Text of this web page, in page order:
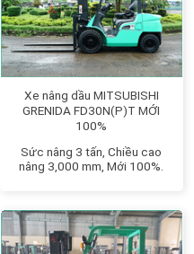
Xe nâng dầu MITSUBISHI
GRENIDA FD30N(P)T MỚI
100%
Sức nâng 3 tấn, Chiều cao
nâng 3,000 mm, Mới 100%.